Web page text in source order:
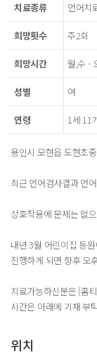
치료종류 언어치
희망횟수 주2회
희망시간 월,수 -
성별 여
연령 1세 11
용인시 모현읍 도현초
최근 언어검사결과 언
상호작용에 문제는 없
내년 3월 어린이집 등
진행하게 되면 향후 오
치료가능하신분은 [홈
시간은 아래에 기재 부
위치